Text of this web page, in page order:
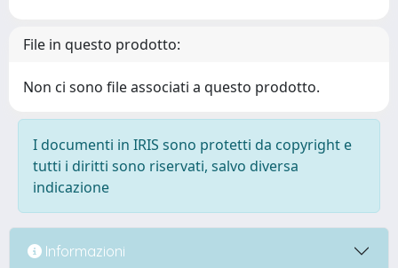
File in questo prodotto:
Non ci sono file associati a questo prodotto.
I documenti in IRIS sono protetti da copyright e
tutti i diritti sono riservati, salvo diversa
indicazione
Informazioni